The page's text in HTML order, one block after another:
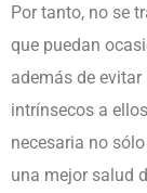
Por tanto, no se
que puedan
además de
intrínsecos a
necesaria no
una mejor salud